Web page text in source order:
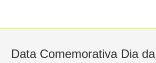
Data Comemorativa Dia da